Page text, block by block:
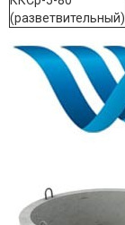
(разветвительный)